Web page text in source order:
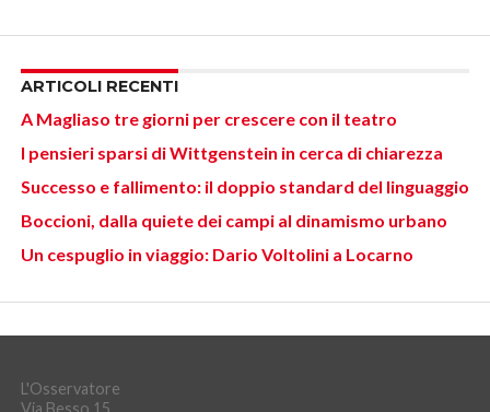
ARTICOLI RECENTI
A Magliaso tre giorni per crescere con il teatro
I pensieri sparsi di Wittgenstein in cerca di chiarezza
Successo e fallimento: il doppio standard del linguaggio
Boccioni, dalla quiete dei campi al dinamismo urbano
Un cespuglio in viaggio: Dario Voltolini a Locarno
L'Osservatore